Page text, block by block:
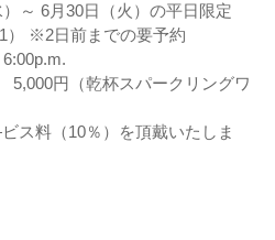
～ 6月30日（火）の平日限定
1） ※2日前までの要予約
円（乾杯スパークリングワ
ス料（10％）を頂戴いたしま